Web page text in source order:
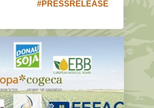
agricultural sectors.#PRESSRELEASE